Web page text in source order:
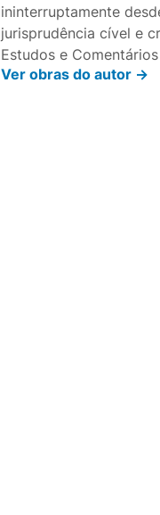
ininterruptamente
jurisprudência cível e
Estudos e
Ver obras do autor ->